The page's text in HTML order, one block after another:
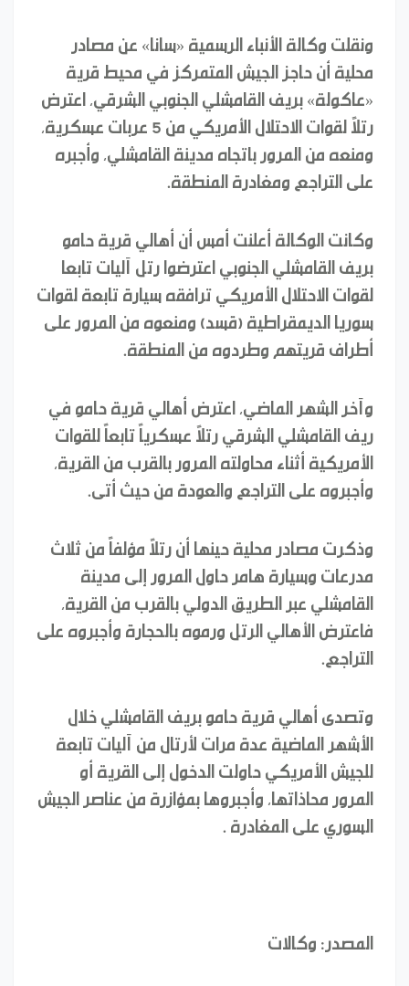
ونقلت وكالة الأنباء الرسمية «سانا» عن مصادر
محلية أن حاجز الجيش المتمركز في محيط قرية
«عاكولة» بريف القامشلي الجنوبي الشرقي، اعترض
رتلاً لقوات الاحتلال الأمريكي من 5 عربات عسكرية،
ومنعه من المرور باتجاه مدينة القامشلي، وأجبره
على التراجع ومغادرة المنطقة.
وكانت الوكالة أعلنت أمس أن أهالي قرية حامو
بريف القامشلي الجنوبي اعترضوا رتل آليات تابعا
لقوات الاحتلال الأمريكي ترافقه سيارة تابعة لقوات
سوريا الديمقراطية (قسد) ومنعوه من المرور على
أطراف قريتهم وطردوه من المنطقة.
وآخر الشهر الماضي، اعترض أهالي قرية حامو في
ريف القامشلي الشرقي رتلاً عسكرياً تابعاً للقوات
الأمريكية أثناء محاولته المرور بالقرب من القرية،
وأجبروه على التراجع والعودة من حيث أتى.
وذكرت مصادر محلية حينها أن رتلاً مؤلفاً من ثلاث
مدرعات وسيارة هامر حاول المرور إلى مدينة
القامشلي عبر الطريق الدولي بالقرب من القرية،
فاعترض الأهالي الرتل ورموه بالحجارة وأجبروه على
التراجع.
وتصدى أهالي قرية حامو بريف القامشلي خلال
الأشهر الماضية عدة مرات لأرتال من آليات تابعة
للجيش الأمريكي حاولت الدخول إلى القرية أو
المرور محاذاتها، وأجبروها بمؤازرة من عناصر الجيش
السوري على المغادرة .
المصدر: وكالات